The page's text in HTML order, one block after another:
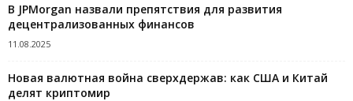
В JPMorgan назвали препятствия для развития
децентрализованных финансов
11.08.2025
Новая валютная война сверхдержав: как США и Китай
делят криптомир